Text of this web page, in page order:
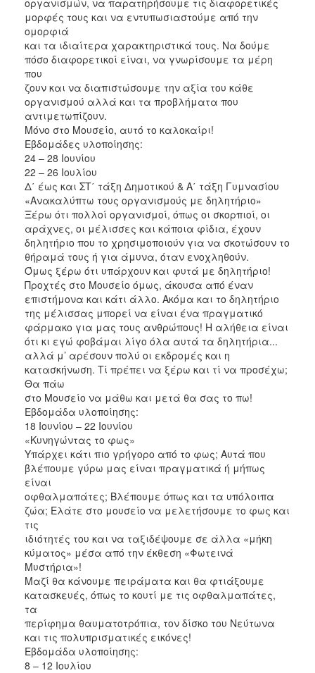
μορφές τους και να εντυπωσιαστούμε από την
ομορφιά
και τα ιδιαίτερα χαρακτηριστικά τους. Να δούμε
πόσο διαφορετικοί είναι, να γνωρίσουμε τα μέρη
που
ζουν και να διαπιστώσουμε την αξία του κάθε
οργανισμού αλλά και τα προβλήματα που
αντιμετωπίζουν.
Μόνο στο Μουσείο, αυτό το καλοκαίρι!
Εβδομάδες υλοποίησης:
24 – 28 Ιουνίου
22 – 26 Ιουλίου
Δ΄ έως και ΣΤ΄ τάξη Δημοτικού & Α΄ τάξη Γυμνασίου
«Ανακαλύπτω τους οργανισμούς με δηλητήριο»
Ξέρω ότι πολλοί οργανισμοί, όπως οι σκορπιοί, οι
αράχνες, οι μέλισσες και κάποια φίδια, έχουν
δηλητήριο που το χρησιμοποιούν για να σκοτώσουν το
θήραμά τους ή για άμυνα, όταν ενοχληθούν.
Όμως ξέρω ότι υπάρχουν και φυτά με δηλητήριο!
Προχτές στο Μουσείο όμως, άκουσα από έναν
επιστήμονα και κάτι άλλο. Ακόμα και το δηλητήριο
της μέλισσας μπορεί να είναι ένα πραγματικό
φάρμακο για μας τους ανθρώπους! Η αλήθεια είναι
ότι κι εγώ φοβάμαι λίγο όλα αυτά τα δηλητήρια...
αλλά μ’ αρέσουν πολύ οι εκδρομές και η
κατασκήνωση. Τί πρέπει να ξέρω και τί να προσέχω;
Θα πάω
στο Μουσείο να μάθω και μετά θα σας το πω!
Εβδομάδα υλοποίησης:
18 Ιουνίου – 22 Ιουνίου
«Κυνηγώντας το φως»
Υπάρχει κάτι πιο γρήγορο από το φως; Αυτά που
βλέπουμε γύρω μας είναι πραγματικά ή μήπως
είναι
οφθαλμαπάτες; Βλέπουμε όπως και τα υπόλοιπα
ζώα; Ελάτε στο μουσείο να μελετήσουμε το φως και
τις
ιδιότητές του και να ταξιδέψουμε σε άλλα «μήκη
κύματος» μέσα από την έκθεση «Φωτεινά
Μυστήρια»!
Μαζί θα κάνουμε πειράματα και θα φτιάξουμε
κατασκευές, όπως το κουτί με τις οφθαλμαπάτες,
τα
περίφημα θαυματοτρόπια, τον δίσκο του Νεύτωνα
και τις πολυπρισματικές εικόνες!
Εβδομάδα υλοποίησης:
8 – 12 Ιουλίου